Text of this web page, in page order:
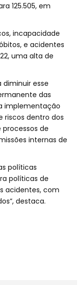
125.505, em
incapacidade
e acidentes
uma alta de
esse
das
implementação
riscos dentro dos
de
internas de
políticas
políticas de
acidentes, com
destaca.